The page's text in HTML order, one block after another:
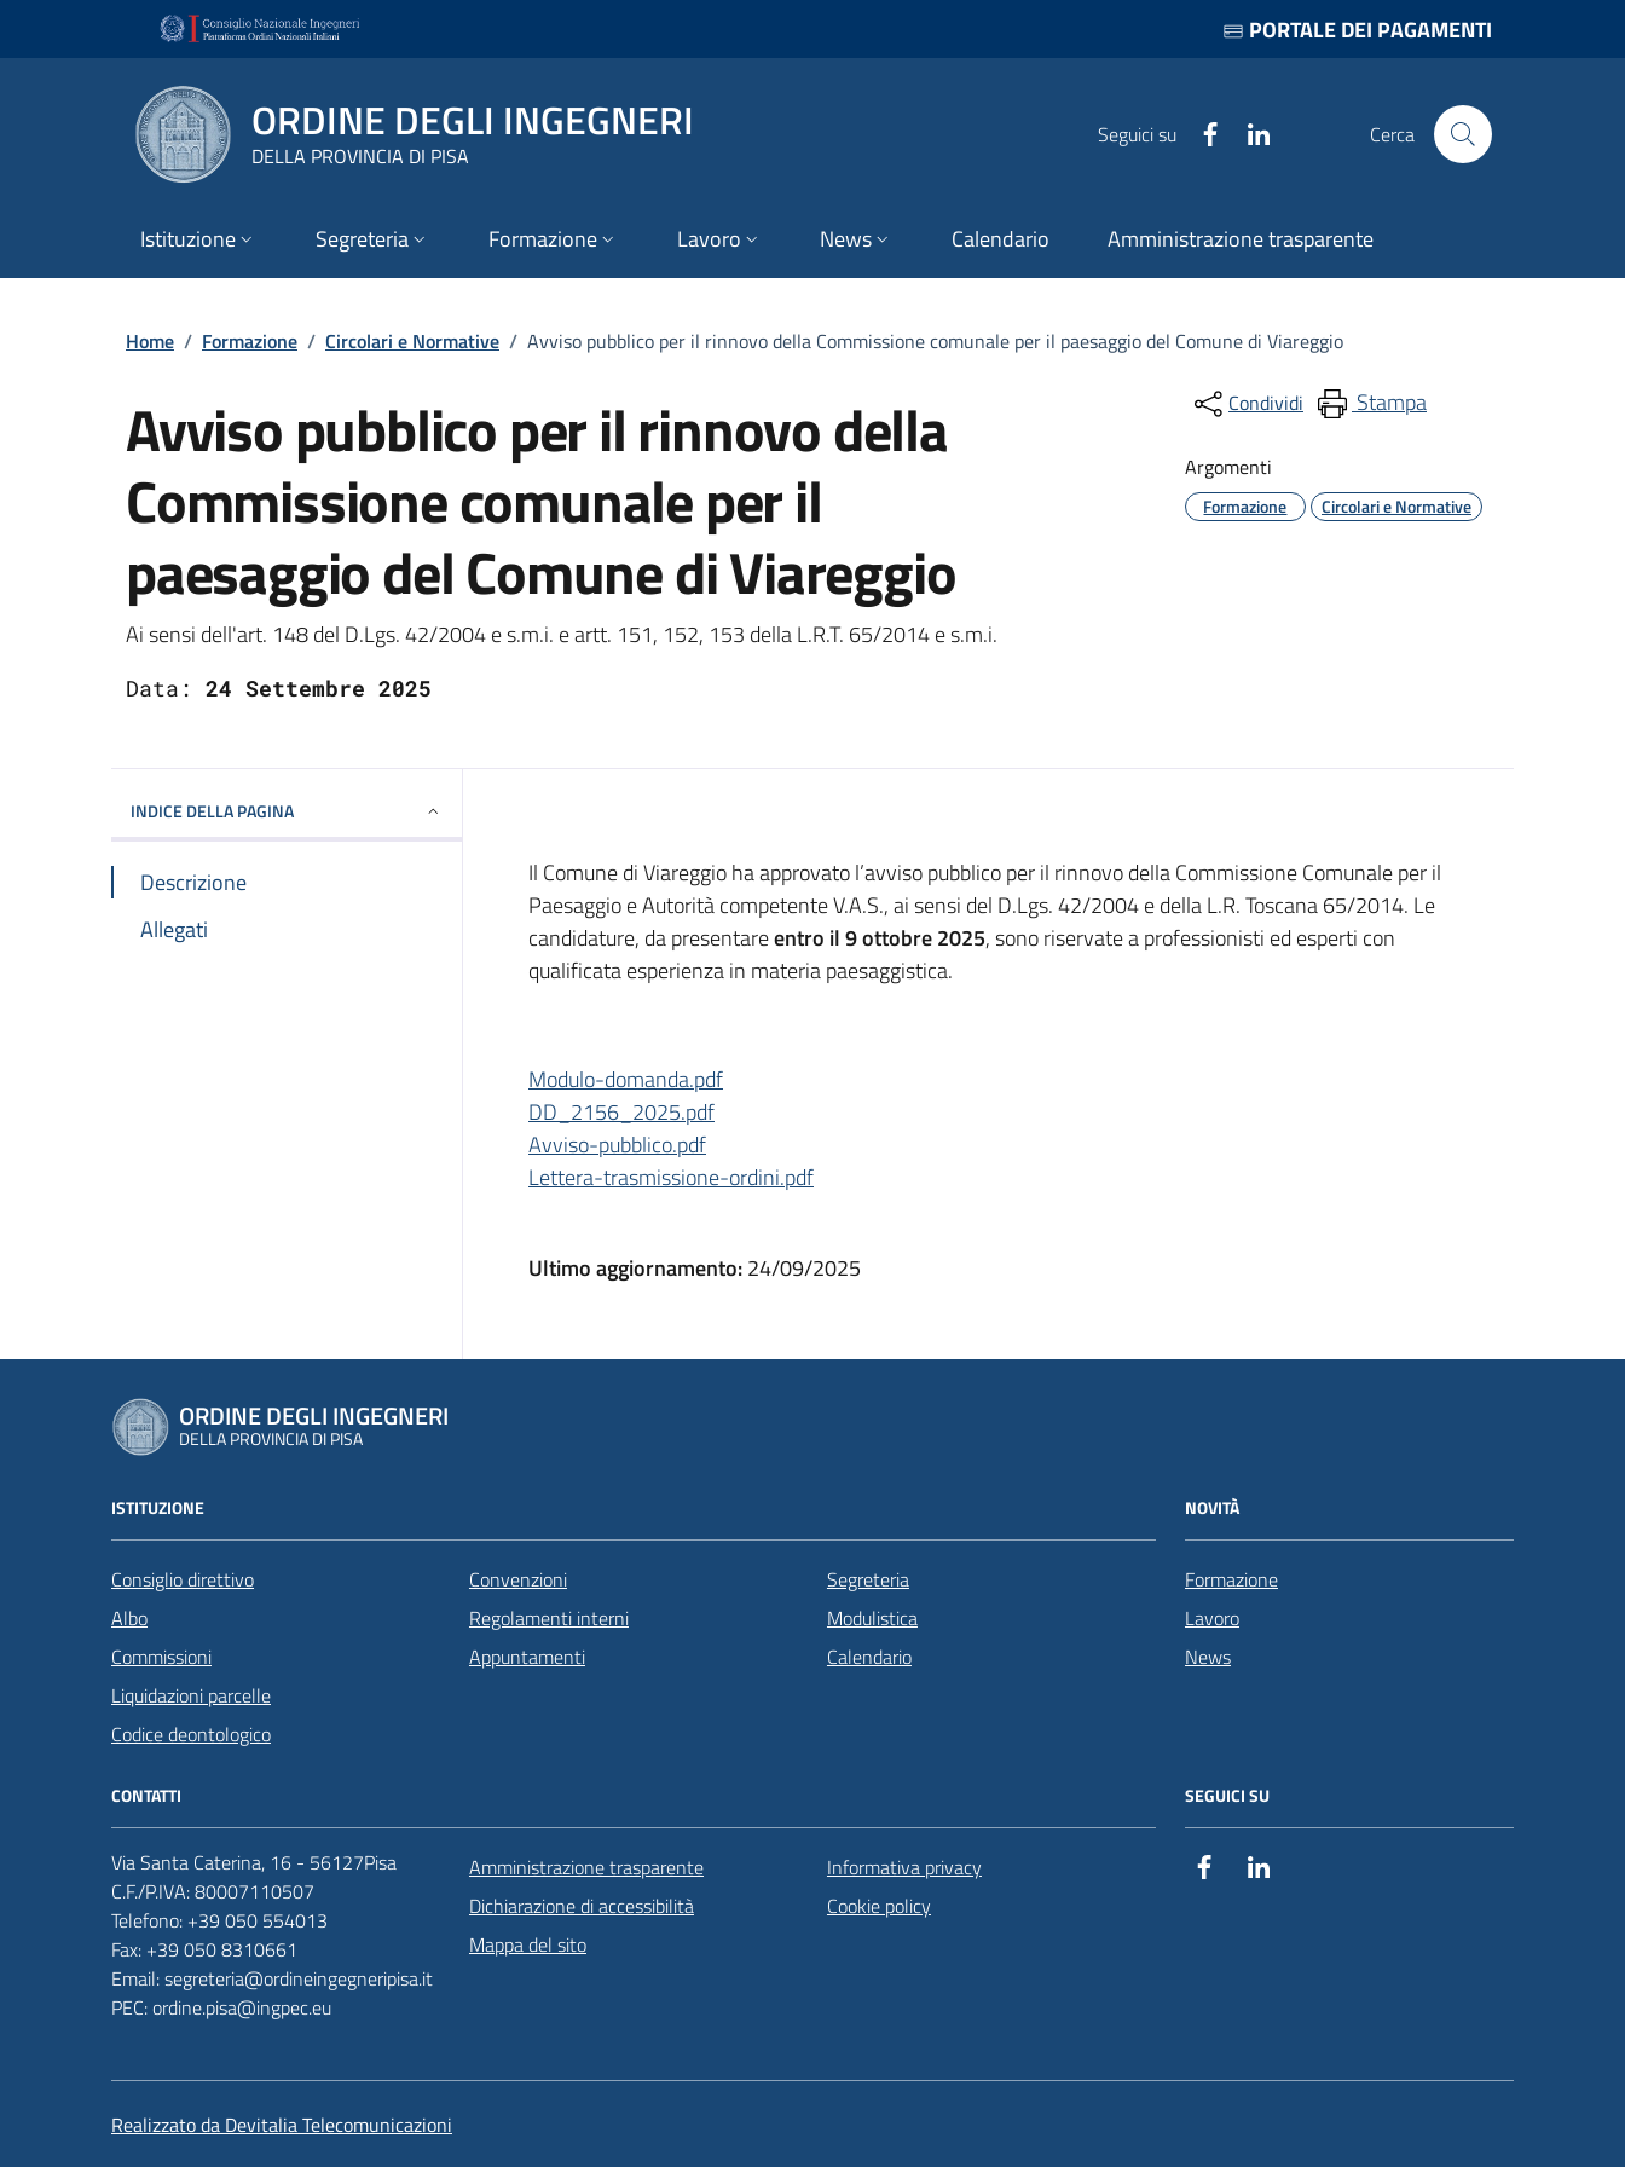
PORTALE DEI PAGAMENTI
ORDINE DEGLI INGEGNERI
DELLA PROVINCIA DI PISA
Seguici su Facebook Cerca
Istituzione Segreteria Formazione Lavoro News Calendario Amministrazione trasparente
Home / Formazione / Circolari e Normative / Avviso pubblico per il rinnovo della Commissione comunale per il paesaggio del Comune di Viareggio
Avviso pubblico per il rinnovo della
Commissione comunale per il
paesaggio del Comune di Viareggio
Dettagli
Ai sensi dell'art. 148 del D.Lgs. 42/2004 e s.m.i. e artt. 151, 152, 153 della L.R.T. 65/2014 e s.m.i.
Data: 24 Settembre 2025
Condividi Stampa
Argomenti
Formazione Circolari e Normative
INDICE DELLA PAGINA
Descrizione
Allegati
Il Comune di Viareggio ha approvato l’avviso pubblico per il rinnovo della Commissione Comunale per il
Paesaggio e Autorità competente V.A.S., ai sensi del D.Lgs. 42/2004 e della L.R. Toscana 65/2014. Le
candidature, da presentareentro il 9 ottobre 2025, sono riservate a professionisti ed esperti con
qualificata esperienza in materia paesaggistica.
Modulo-domanda.pdf
DD_2156_2025.pdf
Avviso-pubblico.pdf
Lettera-trasmissione-ordini.pdf
Ultimo aggiornamento:24/09/2025
ORDINE DEGLI INGEGNERI
DELLA PROVINCIA DI PISA
ISTITUZIONE
Consiglio direttivo
Albo
Commissioni
Liquidazioni parcelle
Codice deontologico
Convenzioni
Regolamenti interni
Appuntamenti
Segreteria
Modulistica
Calendario
NOVITÀ
Formazione
Lavoro
News
CONTATTI
Via Santa Caterina, 16 - 56127Pisa
C.F./P.IVA: 80007110507
Telefono: +39 050 554013
Fax: +39 050 8310661
Email: segreteria@ordineingegneripisa.it
PEC: ordine.pisa@ingpec.eu
Amministrazione trasparente
Dichiarazione di accessibilità
Mappa del sito
Informativa privacy
Cookie policy
SEGUICI SU
Facebook
Realizzato da Devitalia Telecomunicazioni